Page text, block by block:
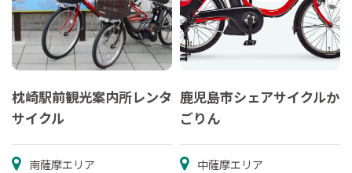
枕崎駅前観光案内所レンタ
サイクル
南薩摩エリア
鹿児島市シェアサイクルか
ごりん
中薩摩エリア